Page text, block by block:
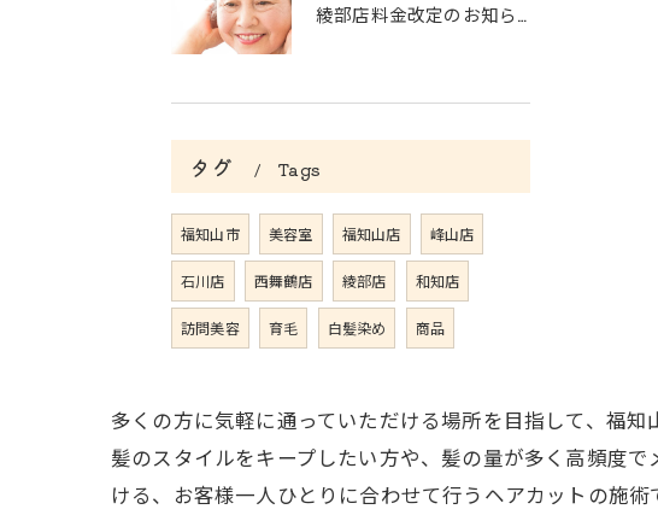
綾部店料金改定のお知らせ
タグ Tags
福知山市 美容室 福知山店 峰山店
石川店 西舞鶴店 綾部店 和知店
訪問美容 育毛 白髪染め 商品
多くの方に気軽に通っていただける場所を目指して、福
髪のスタイルをキープしたい方や、髪の量が多く高頻度
ける、お客様一人ひとりに合わせて行うヘアカットの施